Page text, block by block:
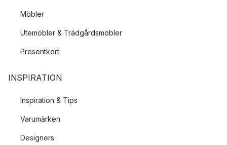
Möbler
Utemöbler & Trädgårdsmöbler
Presentkort
INSPIRATION
Inspiration & Tips
Varumärken
Designers